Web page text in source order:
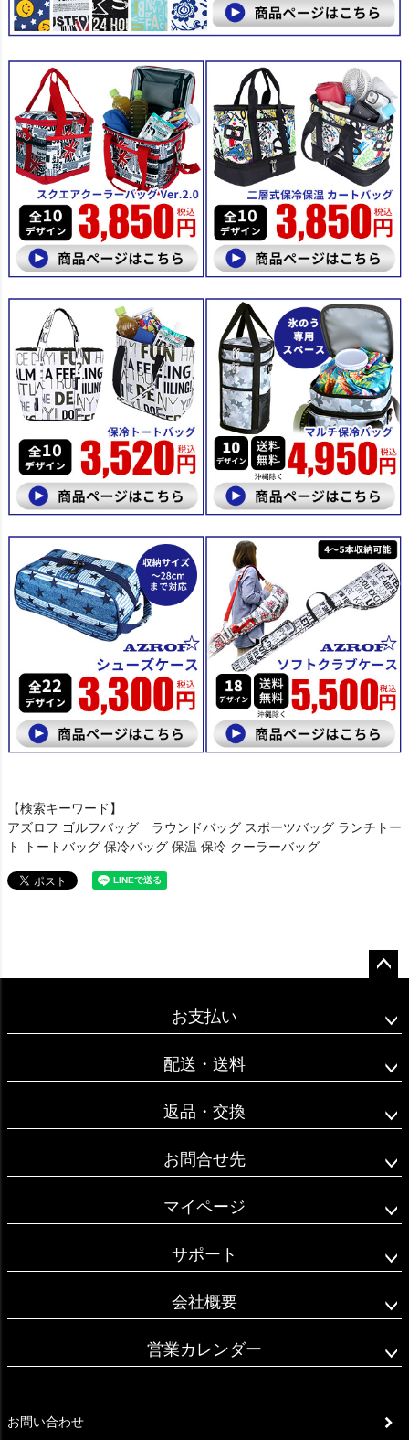
【検索キーワード】
アズロフ ゴルフバッグ ラウンドバッグ スポーツバッグ ランチトー
ト トートバッグ 保冷バッグ 保温 保冷 クーラーバッグ
ップ
お支払い
配送・送料
返品・交換
お問合せ先
マイページ
サポート
会社概要
営業カレンダー
お問い合わせ